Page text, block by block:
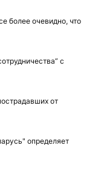
более очевидно, что
с
от
определяет